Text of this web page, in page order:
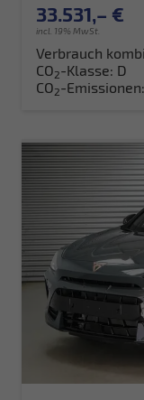
33.531,– €
incl. 19% MwSt.
Verbrauch
CO2-Klasse: D
CO2-Emissionen: